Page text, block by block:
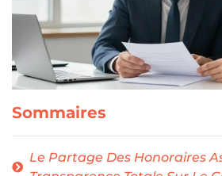
Sommaires
Le Partage Des Honoraires